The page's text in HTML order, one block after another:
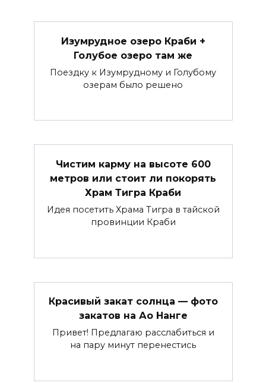
Изумрудное озеро Краби +
Голубое озеро там же
Поездку к Изумрудному и Голубому
озерам было решено
Чистим карму на высоте 600
метров или стоит ли покорять
Храм Тигра Краби
Идея посетить Храма Тигра в тайской
провинции Краби
Красивый закат солнца — фото
закатов на Ао Нанге
Привет! Предлагаю расслабиться и
на пару минут перенестись